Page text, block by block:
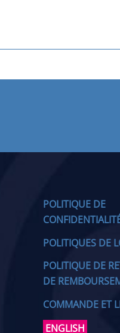
POLITIQUE DE
POLITIQUES DE
POLITIQUE DE
DE
COMMANDE ET
ENGLISH